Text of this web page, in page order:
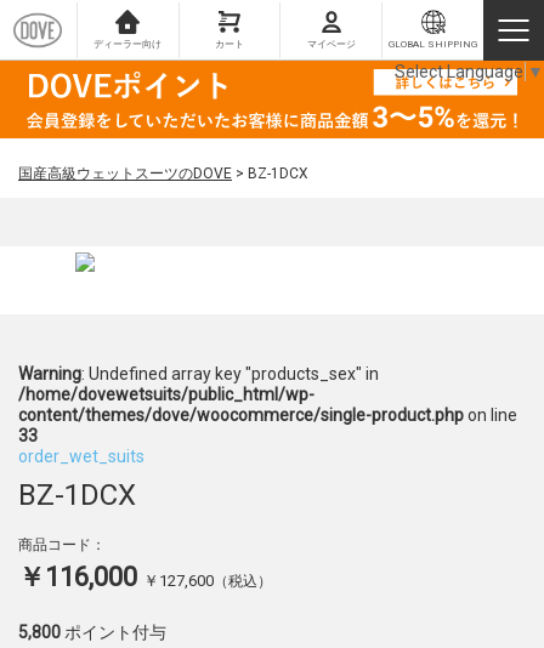
ディーラー向け カート マイページ GLOBAL SHIPPING
国産高級ウェットスーツのDOVE > BZ-1DCX
Warning: Undefined array key "products_sex" in
/home/dovewetsuits/public_html/wp-
content/themes/dove/woocommerce/single-product.phpon line
33
order_wet_suits
BZ-1DCX
商品コード：
￥116,000 ￥127,600 （税込）
5,800 ポイント付与
Select Language ▼